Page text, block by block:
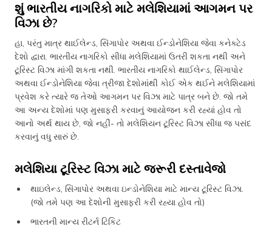
શું ભારતીય નાગરિકો માટે મલેશિયામાં આગમન પર
વિઝા છે?
હા, પરંતુ માત્ર થાઈલેન્ડ, સિંગાપોર અથવા ઈન્ડોનેશિયા જેવા કનેક્ટેડ
દેશો દ્વારા. ભારતીય નાગરિકો સીધા મલેશિયામાં ઉતરી શકતા નથી અને
ટૂરિસ્ટ વિઝા માંગી શકતા નથી. ભારતીય નાગરિકો થાઈલેન્ડ, સિંગાપોર
અથવા ઈન્ડોનેશિયા જેવા ત્રીજા દેશોમાંથી કોઈ એક થઈને મલેશિયામાં
પ્રવેશ કરે ત્યારે જ તેઓ આગમન પર વિઝા માટે પાત્ર બને છે. જો તમે
આ અન્ય દેશોમાં પણ મુસાફરી કરવાનું આયોજન કરી રહ્યાં હોવ તો
આનો અર્થ થાય છે, જો નહીં- તો મલેશિયન ટૂરિસ્ટ વિઝા સીધા જ પસંદ
કરવાનું વધુ સારું છે.
મલેશિયા ટૂરિસ્ટ વિઝા માટે જરૂરી દસ્તાવેજો
થાઇલેન્ડ, સિંગાપોર અથવા ઇન્ડોનેશિયા માટે માન્ય ટૂરિસ્ટ વિઝા.
(જો તમે પણ આ દેશોની મુસાફરી કરી રહ્યા હોવ તો)
ભારતની માન્ય રીટર્ન ટિકિટ